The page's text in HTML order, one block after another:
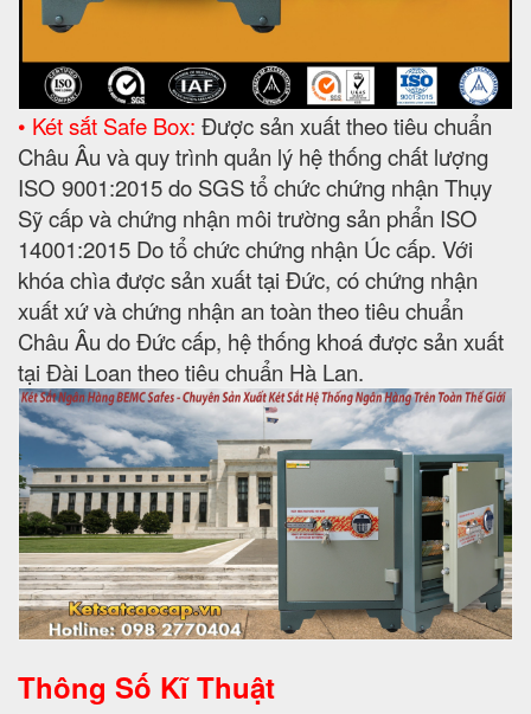
• Két sắt Safe Box: Được sản xuất theo tiêu chuẩn
Châu Âu và quy trình quản lý hệ thống chất lượng
ISO 9001:2015 do SGS tổ chức chứng nhận Thụy
Sỹ cấp và chứng nhận môi trường sản phẩn ISO
14001:2015 Do tổ chức chứng nhận Úc cấp. Với
khóa chìa được sản xuất tại Đức, có chứng nhận
xuất xứ và chứng nhận an toàn theo tiêu chuẩn
Châu Âu do Đức cấp, hệ thống khoá được sản xuất
tại Đài Loan theo tiêu chuẩn Hà Lan.
Thông Số Kĩ Thuật